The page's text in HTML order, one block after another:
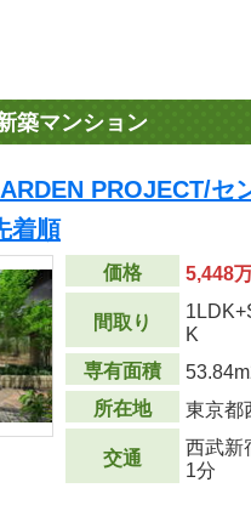
築マンション
PROJECT/セ
着順
価格 5,448
間取り
K
専有面積
53.84m
所在地
東京都
交通
西武新
1分